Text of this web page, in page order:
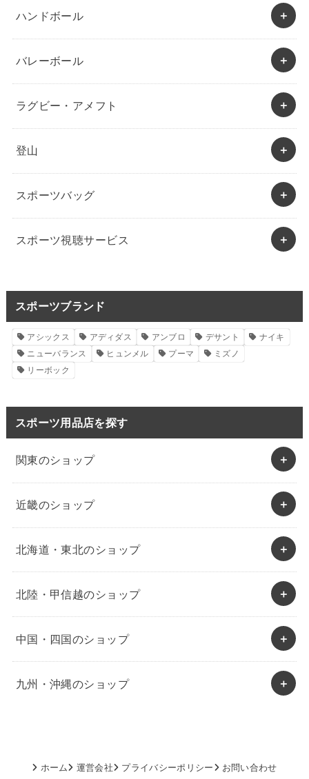
ハンドボール
バレーボール
ラグビー・アメフト
登山
スポーツバッグ
スポーツ視聴サービス
スポーツブランド
アシックス アディダス アンブロ デサント
ナイキ
ニューバランス
ヒュンメル プーマ
ミズノ
リーボック
スポーツ用品店を探す
関東のショップ
近畿のショップ
北海道・東北のショップ
北陸・甲信越のショップ
中国・四国のショップ
九州・沖縄のショップ
ホーム 運営会社 プライバシーポリシー お問い合わせ